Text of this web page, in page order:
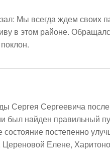
Мы всегда ждем своих
в этом районе.
Сергея Сергеевича
был найден
состояние постепенно
Елене,